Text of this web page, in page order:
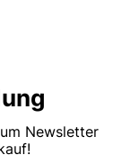
Newsletter